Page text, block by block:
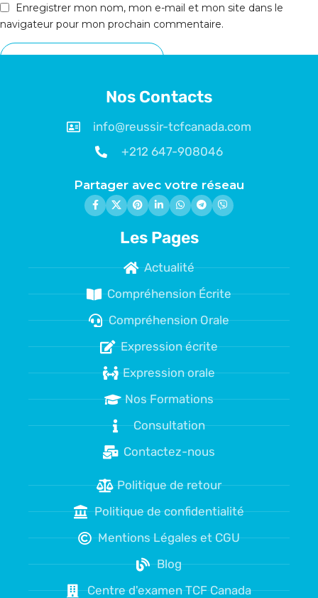
Enregistrer mon nom, mon e-mail et mon site dans le
navigateur pour mon prochain commentaire.
Nos Contacts
info@reussir-tcfcanada.com
+212 647-908046
Partager avec votre réseau
Les Pages
Actualité
Compréhension Écrite
Compréhension Orale
Expression écrite
Expression orale
Nos Formations
Consultation
Contactez-nous
Politique de retour
Politique de confidentialité
Mentions Légales et CGU
Blog
Centre d'examen TCF Canada